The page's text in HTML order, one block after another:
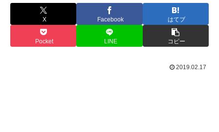
X Facebook はてブ
Pocket LINE コピー
2019.02.17